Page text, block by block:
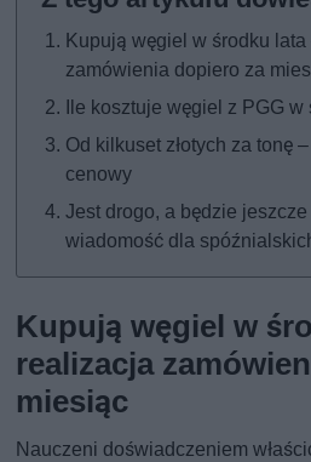
Kupują węgiel w środku
zamówienia dopiero za
Ile kosztuje węgiel z PGG
Od kilkuset złotych za tonę
cenowy
Jest drogo, a będzie jeszcze
wiadomość dla
Kupują węgiel w
realizacja
miesiąc
Nauczeni doświadczeniem